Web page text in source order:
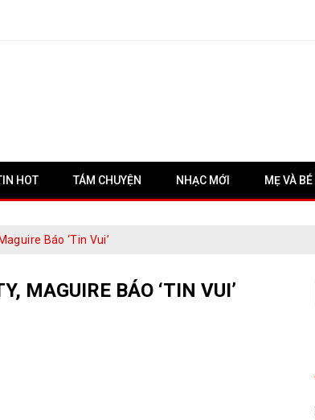
HOT TÁM CHUYỆN NHẠC MỚI MẸ VÀ BÉ
Báo ‘tin Vui’
MAGUIRE BÁO ‘TIN VUI’